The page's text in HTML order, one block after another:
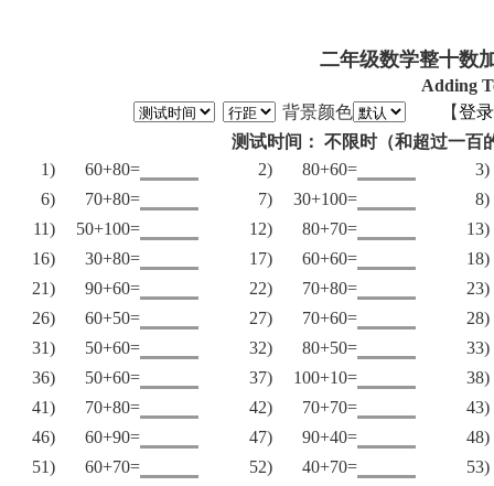
二年级数学整十数
Adding
背景颜色
【登录
测试时间： 不限时（和超过一百
1)
60+80= 2) 80+60=
3)
6)
70+80= 7) 30+100=
8)
11)
50+100= 12) 80+70=
13)
16)
30+80= 17) 60+60=
18)
21)
90+60= 22) 70+80=
23)
26)
60+50= 27) 70+60=
28)
31)
50+60= 32) 80+50=
33)
36)
50+60= 37) 100+10=
38)
41)
70+80= 42) 70+70=
43)
46)
60+90= 47) 90+40=
48)
51)
60+70= 52) 40+70=
53)